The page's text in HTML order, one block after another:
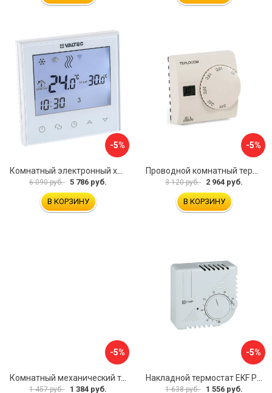
-5%
6 090 руб. 5 786 руб.
В КОРЗИНУ
-5%
3 120 руб. 2 964 руб.
В КОРЗИНУ
-5%
Комнатный механический термостат Uni-Fitt TA5 330I2000
1 457 руб. 1 384 руб.
-5%
1 638 руб. 1 556 руб.